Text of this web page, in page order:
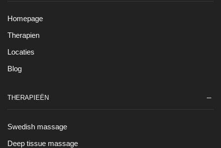
Homepage
Therapien
Locaties
Blog
THERAPIEËN
Swedish massage
Deep tissue massage